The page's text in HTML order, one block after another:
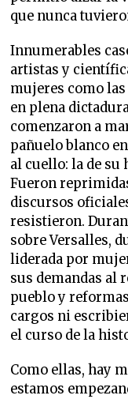
que nunca
Innumerables
artistas y
mujeres como las
en plena
comenzaron a
pañuelo blanco
al cuello: la de su
Fueron
discursos
resistieron.
sobre Versalles,
liderada por
sus demandas al
pueblo y
cargos ni
el curso de la
Como ellas, hay
estamos